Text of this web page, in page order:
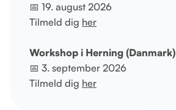
📅 19. august 2026
Tilmeld dig her
Workshop i Herning (Danmark)
📅 3. september 2026
Tilmeld dig her